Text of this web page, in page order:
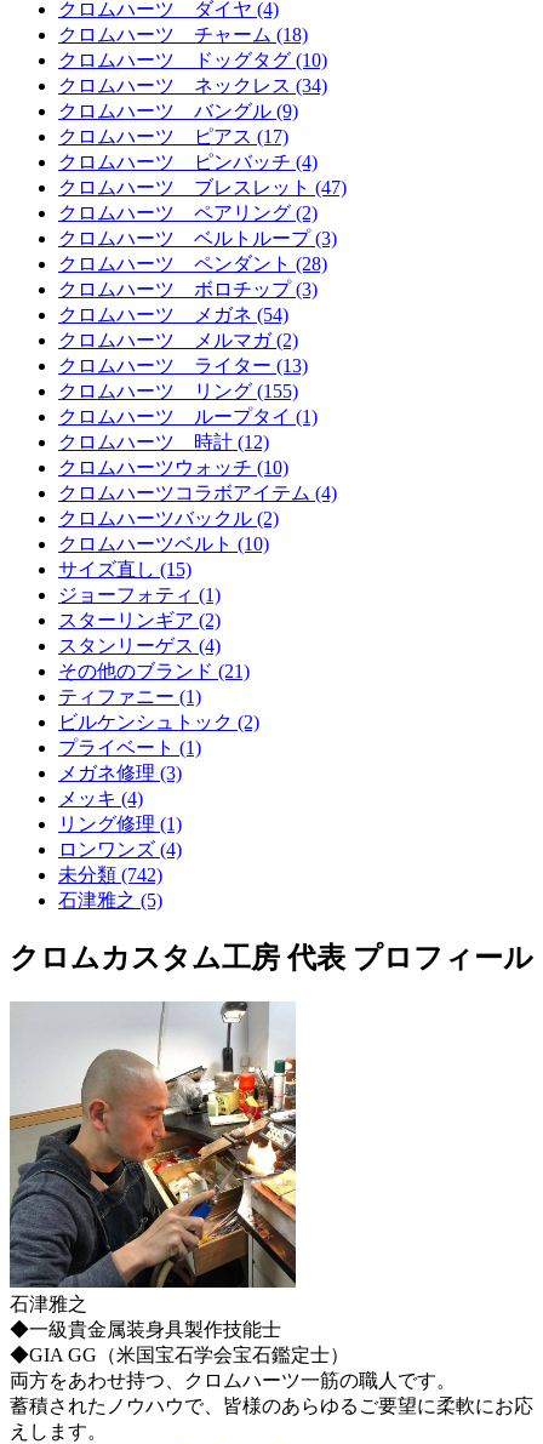
クロムハーツ ダイヤ (4)
クロムハーツ チャーム (18)
クロムハーツ ドッグタグ (10)
クロムハーツ ネックレス (34)
クロムハーツ バングル (9)
クロムハーツ ピアス (17)
クロムハーツ ピンバッチ (4)
クロムハーツ ブレスレット (47)
クロムハーツ ペアリング (2)
クロムハーツ ベルトループ (3)
クロムハーツ ペンダント (28)
クロムハーツ ボロチップ (3)
クロムハーツ メガネ (54)
クロムハーツ メルマガ (2)
クロムハーツ ライター (13)
クロムハーツ リング (155)
クロムハーツ ループタイ (1)
クロムハーツ 時計 (12)
クロムハーツウォッチ (10)
クロムハーツコラボアイテム (4)
クロムハーツバックル (2)
クロムハーツベルト (10)
サイズ直し (15)
ジョーフォティ (1)
スターリンギア (2)
スタンリーゲス (4)
その他のブランド (21)
ティファニー (1)
ビルケンシュトック (2)
プライベート (1)
メガネ修理 (3)
メッキ (4)
リング修理 (1)
ロンワンズ (4)
未分類 (742)
石津雅之 (5)
クロムカスタム工房 代表 プロフィール
石津雅之
◆一級貴金属装身具製作技能士
◆GIA GG（米国宝石学会宝石鑑定士）
両方をあわせ持つ、クロムハーツ一筋の職人です。
蓄積されたノウハウで、皆様のあらゆるご要望に柔軟にお応
えします。